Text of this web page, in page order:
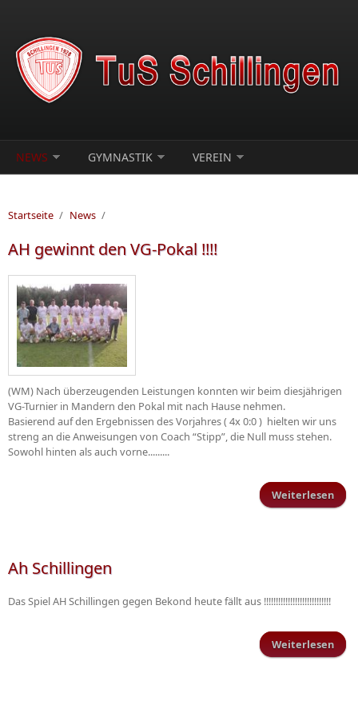
NEWS GYMNASTIK VEREIN
Startseite / News /
AH gewinnt den VG-Pokal !!!!
(WM) Nach überzeugenden Leistungen konnten wir beim diesjährigen
VG-Turnier in Mandern den Pokal mit nach Hause nehmen.
Basierend auf den Ergebnissen des Vorjahres ( 4x 0:0 ) hielten wir uns
streng an die Anweisungen von Coach “Stipp”, die Null muss stehen.
Sowohl hinten als auch vorne.........
Weiterlesen
Ah Schillingen
Das Spiel AH Schillingen gegen Bekond heute fällt aus !!!!!!!!!!!!!!!!!!!!!!!!!!!!
Weiterlesen